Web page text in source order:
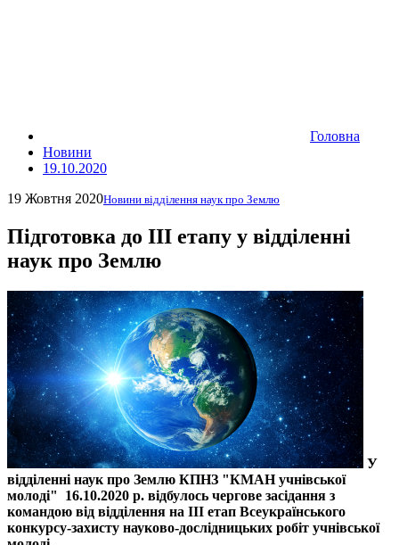
Головна
Новини
19.10.2020
19 Жовтня 2020Новини відділення наук про Землю
Підготовка до ІІІ етапу у відділенні
наук про Землю
У
відділенні наук про Землю КПНЗ "КМАН учнівської
молоді" 16.10.2020 р. відбулось чергове засідання з
командою від відділення на ІІІ етап Всеукраїнського
конкурсу-захисту науково-дослідницьких робіт учнівської